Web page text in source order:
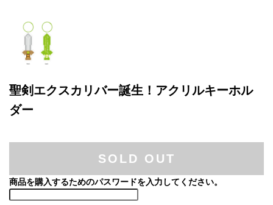
聖剣エクスカリバー誕生！アクリルキーホル
ダー
SOLD OUT
商品を購入するためのパスワードを入力してください。